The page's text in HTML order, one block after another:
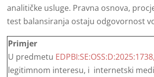
analitičke usluge. Pravna osnova,
test balansiranja ostaju odgovornost
Primjer
U predmetu EDPBI:SE:OSS:D:2025:1738,
legitimnom interesu, i internetski